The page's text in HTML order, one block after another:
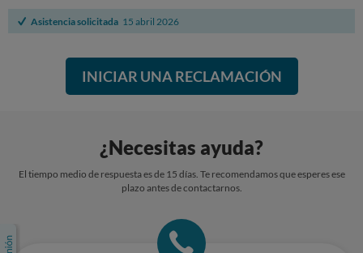
Asistencia solicitada 15 abril 2026
INICIAR UNA RECLAMACIÓN
¿Necesitas ayuda?
El tiempo medio de respuesta es de 15 días. Te recomendamos que esperes ese
plazo antes de contactarnos.